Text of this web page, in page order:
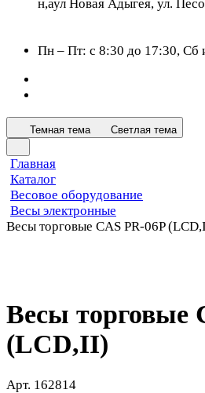
н,аул Новая Адыгея, ул.
Пн – Пт: c 8:30 до 17:30, Сб
Темная тема Светлая тема
Главная
Каталог
Весовое оборудование
Весы электронные
Весы торговые CAS PR-06P
Весы торговые
(LCD,II)
Арт. 162814